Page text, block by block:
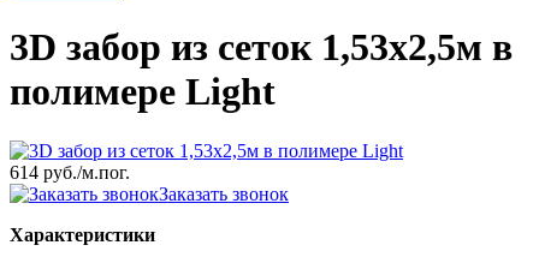
3D забор из сеток 1,53x2,5м в
полимере Light
614 руб./м.пог.
Заказать звонок
Характеристики